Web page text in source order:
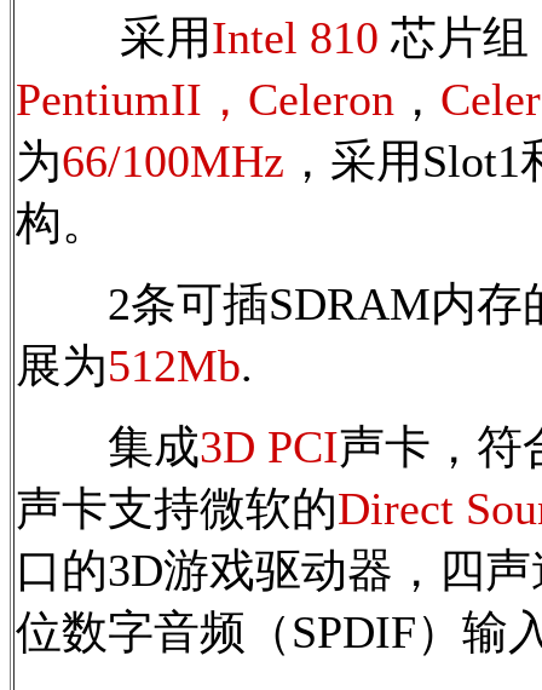
采用Intel 810 芯片组
PentiumII，Celeron ，
为66/100MHz ，采用Slot1
构。
2条可插SDRAM内存
展为512Mb.
集成3D PCI声卡，符
声卡支持微软的Direct
口的3D游戏驱动器，四
位数字音频（SPDIF）输